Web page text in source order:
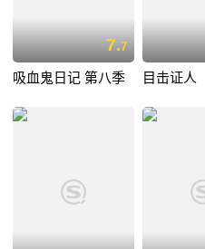
7.7
吸血鬼日记 第八季 目击证人